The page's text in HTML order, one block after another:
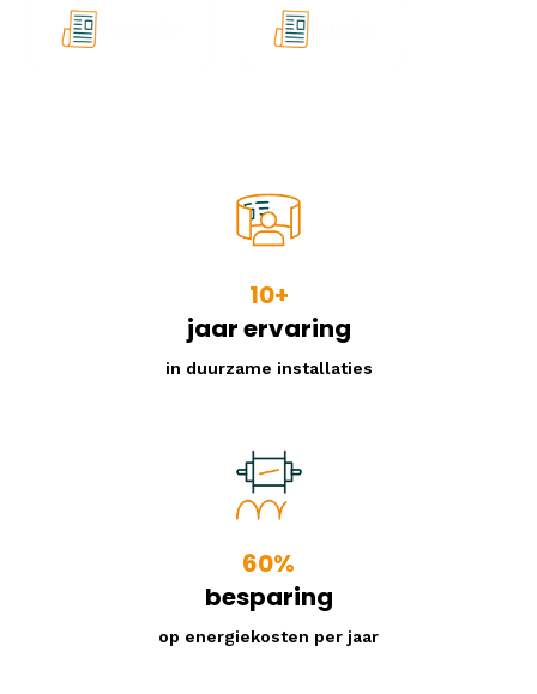
10+
jaar ervaring
in duurzame installaties
60%
besparing
op energiekosten per jaar